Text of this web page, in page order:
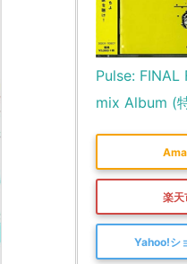
Pulse: FINAL
mix Album (
楽天
Yahoo!シ